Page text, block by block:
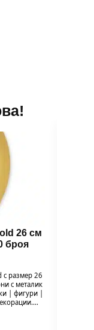
26 см
броя
с размер 26
с металик
| фигури |